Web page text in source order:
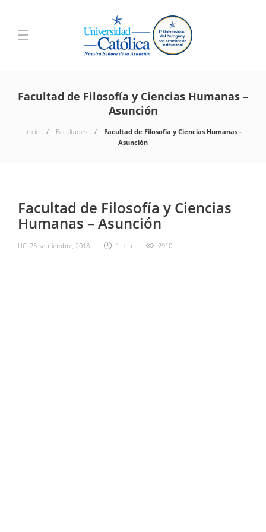
Facultad de Filosofía y Ciencias Humanas –
Asunción
Inicio Facultades
Facultad de Filosofía y Ciencias Humanas -
Asunción
Facultad de Filosofía y Ciencias
Humanas – Asunción
UC, 25 septiembre, 2018 1 min 2910